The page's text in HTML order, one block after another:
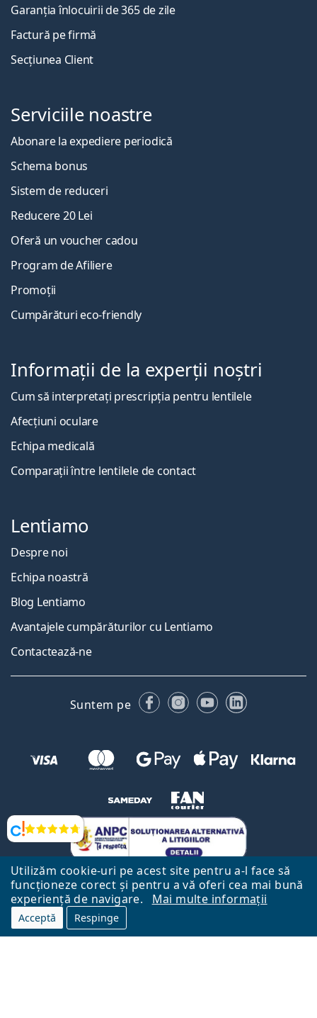
Utilizăm cookie-uri pe acest site pentru a-l face să
funcționeze corect și pentru a vă oferi cea mai bună
experiență de navigare.
Mai multe informații
Acceptă Respinge
Opinii
Garanția înlocuirii de 365 de zile
Factură pe firmă
Secțiunea Client
Serviciile noastre
Abonare la expediere periodică
Schema bonus
Sistem de reduceri
Reducere 20 Lei
Oferă un voucher cadou
Program de Afiliere
Promoții
Cumpărături eco-friendly
Informații de la experții noștri
Cum să interpretați prescripția pentru lentilele
Afecțiuni oculare
Echipa medicală
Comparații între lentilele de contact
Lentiamo
Despre noi
Echipa noastră
Blog Lentiamo
Avantajele cumpărăturilor cu Lentiamo
Contactează-ne
Suntem pe FacebookInstagram
YouTubeLinkedIn
Către Pagina Principală
Mai sus